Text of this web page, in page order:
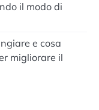
il modo di
e cosa
migliorare il